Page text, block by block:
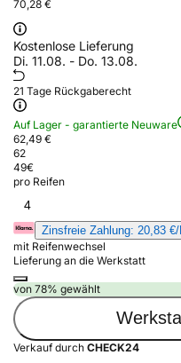
70,28 €
Kostenlose Lieferung
Di. 11.08. - Do. 13.08.
21 Tage Rückgaberecht
Auf Lager - garantierte Neuware
62,49 €
62
49€
pro Reifen
4
Zinsfreie Zahlung: 20,83
mit Reifenwechsel
Lieferung an die Werkstatt
von 78% gewählt
Verkauf durch CHECK24